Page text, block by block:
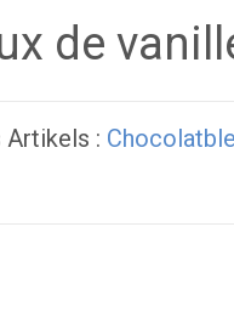
de
Artikels :